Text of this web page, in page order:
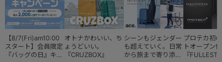
【8/7(Fri)am10:00
スタート】会員限定
『バッグの日』キャ
オトナかわいい、ち
ょうどいい。
『CRUZBOX』
シーンもジェンダー
も超えていく。日常
から旅まで寄り添う
プロテカ初
トオープン
『